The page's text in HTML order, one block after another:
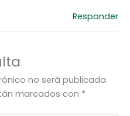
Responder
no será publicada.
marcados con *